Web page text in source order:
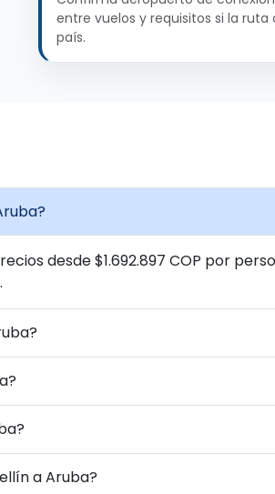
entre vuelos y requisitos si la ruta
país.
desde $1.692.897 COP por
a Aruba?